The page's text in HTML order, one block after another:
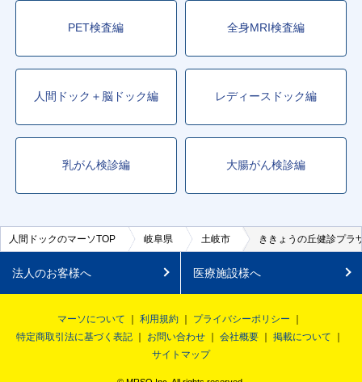
PET検査編 全身MRI検査編
人間ドック＋脳ドック編 レディースドック編
乳がん検診編 大腸がん検診編
人間ドックのマーソTOP 岐阜県 土岐市 ききょうの丘健診プラ
法人のお客様へ 医療施設様へ
マーソについて 利用規約
プライバシーポリシー
特定商取引法に基づく表記
お問い合わせ 会社概要
掲載について
サイトマップ